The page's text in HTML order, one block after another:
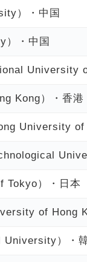
）・中国
）・中国
University
Kong）・香港
University
Tokyo）・日本
of Hong
University）・